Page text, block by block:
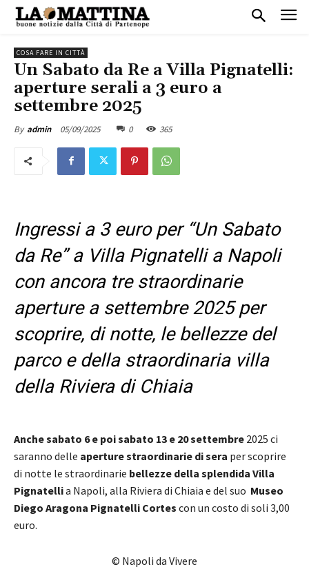
COSA FARE IN CITTÀ
Un Sabato da Re a Villa Pignatelli:
aperture serali a 3 euro a
settembre 2025
By admin 05/09/2025 0 365
Ingressi a 3 euro per “Un Sabato
da Re” a Villa Pignatelli a Napoli
con ancora tre straordinarie
aperture a settembre 2025 per
scoprire, di notte, le bellezze del
parco e della straordinaria villa
della Riviera di Chiaia
Anche sabato 6 e poi sabato 13 e 20 settembre 2025 ci
saranno delle aperture straordinarie di sera per scoprire
di notte le straordinarie bellezze della splendida Villa
Pignatellia Napoli, alla Riviera di Chiaia e del suo Museo
Diego Aragona Pignatelli Cortes con un costo di soli 3,00
euro.
© Napoli da Vivere